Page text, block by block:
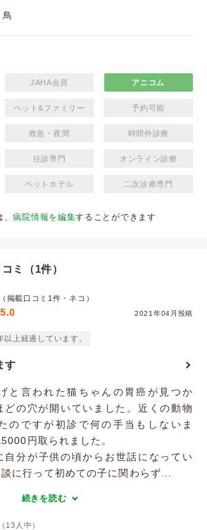
JAHA会員 アニコム
ペット&ファミリー 予約可能
救急・夜間 時間外診療
往診専門 オンライン診療
ペットホテル 二次診療専門
、病院情報を編集することができます
ミ（1件）
掲載口コミ1件・ネコ）
2021年04月投稿
5.0
上経過しています。
す
と言われた猫ちゃんの胃癌が見つか
どの穴が開いていました。近くの動物
のですが初診で何の手当もしないま
円取られました。
自分が子供の頃からお世話になってい
に行って初めての子に関わらず...
続きを読む
13 人中）